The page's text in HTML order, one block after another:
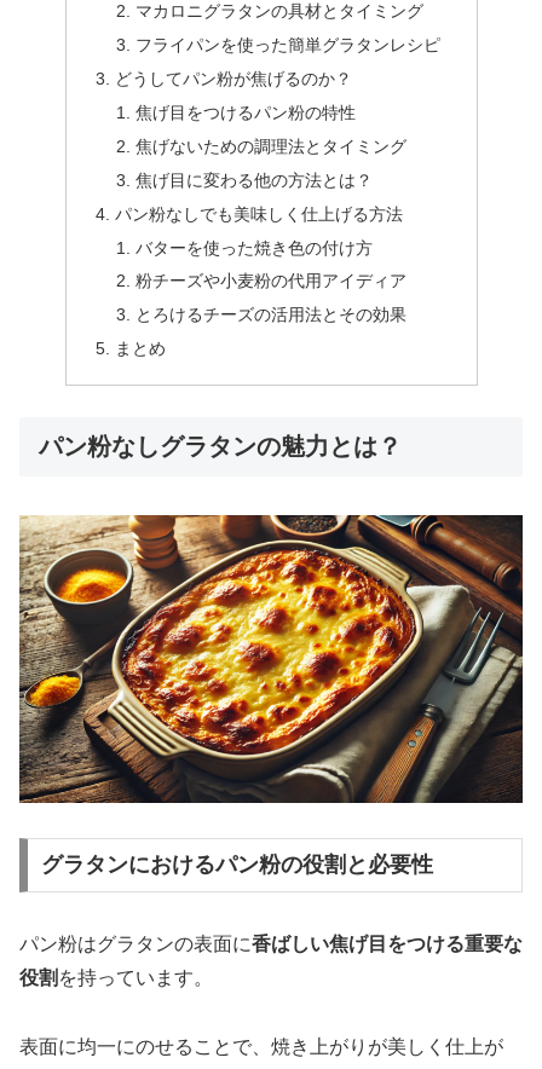
マカロニグラタンの具材とタイミング
フライパンを使った簡単グラタンレシピ
どうしてパン粉が焦げるのか？
焦げ目をつけるパン粉の特性
焦げないための調理法とタイミング
焦げ目に変わる他の方法とは？
パン粉なしでも美味しく仕上げる方法
バターを使った焼き色の付け方
粉チーズや小麦粉の代用アイディア
とろけるチーズの活用法とその効果
まとめ
パン粉なしグラタンの魅力とは？
グラタンにおけるパン粉の役割と必要性
パン粉はグラタンの表面に香ばしい焦げ目をつける重要な
役割 を持っています。
表面に均一にのせることで、焼き上がりが美しく仕上が